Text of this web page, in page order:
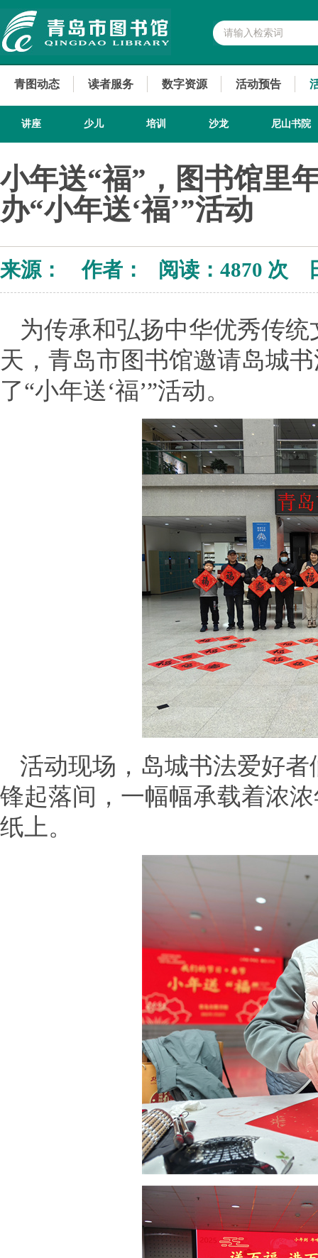
青图动态 读者服务 数字资源 活动预告
讲座 少儿 培训 沙龙 尼山书院
小年送“福”，图书馆里
办“小年送‘福’”活动
来源： 作者： 阅读： 4870 次
为传承和弘扬中华优秀传
天，青岛市图书馆邀请岛城
了“小年送‘福’”活动。
活动现场，岛城书法爱好
锋起落间，一幅幅承载着浓
纸上。